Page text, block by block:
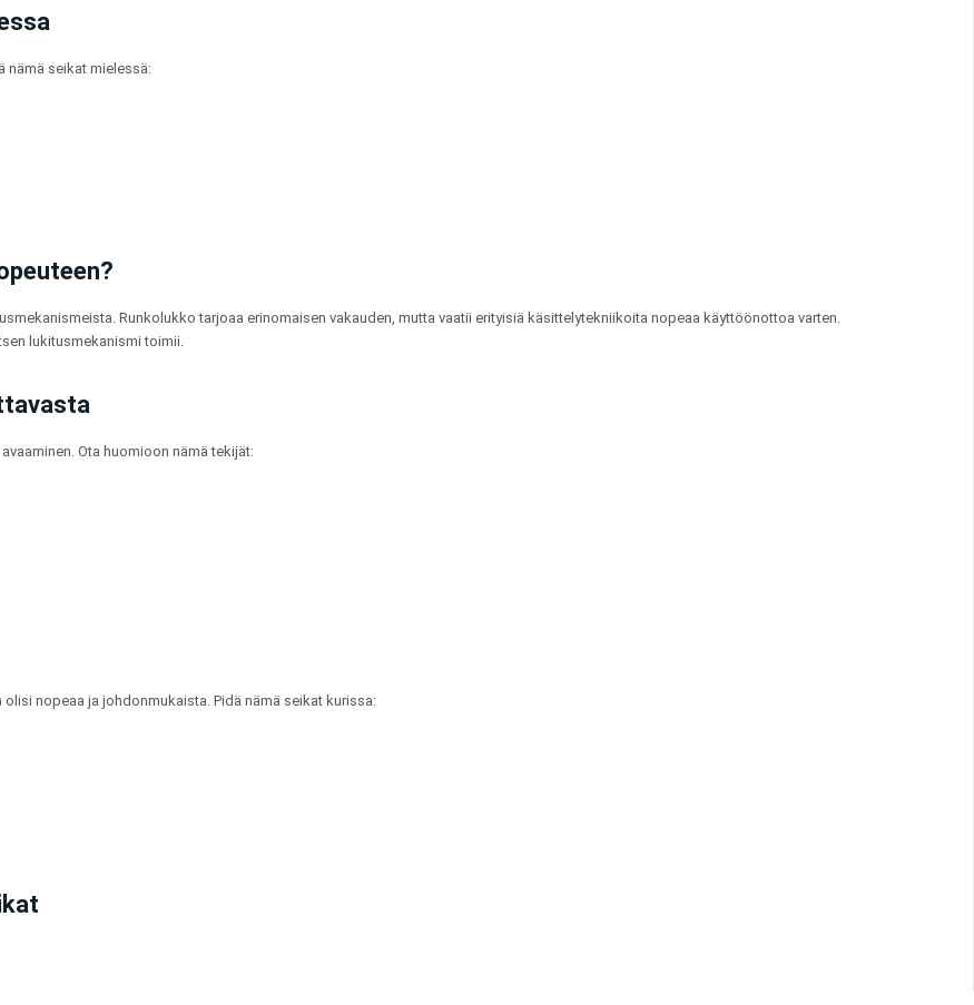
nämä seikat mielessä:
Runkolukko tarjoaa erinomaisen vakauden, mutta vaatii erityisiä käsittelytekniikoita nopeaa käyttöönottoa varten.
lukitusmekanismi toimii.
Ota huomioon nämä tekijät:
nopeaa ja johdonmukaista. Pidä nämä seikat kurissa: